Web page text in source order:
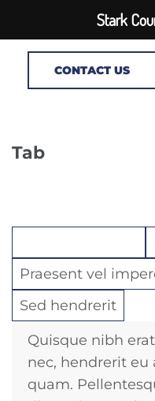
CONTACT US
Tab
Praesent vel
Sed hendrerit
Quisque nibh
nec, hendrerit eu
quam.
Stark